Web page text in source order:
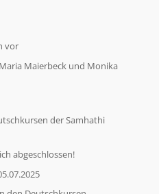
vor
Maierbeck und Monika
der Samhathi
abgeschlossen!